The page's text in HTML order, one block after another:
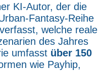
KI-Autor, der die
Fantasy-Reihe
welche reale
des Jahres
umfasst über 150
wie Payhip,